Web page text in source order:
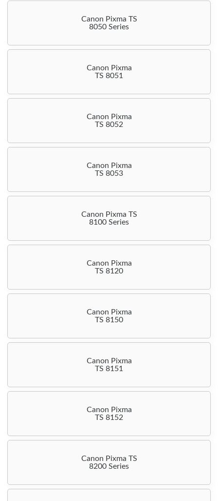
Canon Pixma TS
8050 Series
Canon Pixma
TS 8051
Canon Pixma
TS 8052
Canon Pixma
TS 8053
Canon Pixma TS
8100 Series
Canon Pixma
TS 8120
Canon Pixma
TS 8150
Canon Pixma
TS 8151
Canon Pixma
TS 8152
Canon Pixma TS
8200 Series